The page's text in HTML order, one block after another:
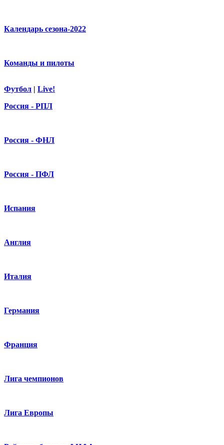
Календарь сезона-2022
Команды и пилоты
Футбол | Live!
Россия - РПЛ
Россия - ФНЛ
Россия - ПФЛ
Испания
Англия
Италия
Германия
Франция
Лига чемпионов
Лига Европы